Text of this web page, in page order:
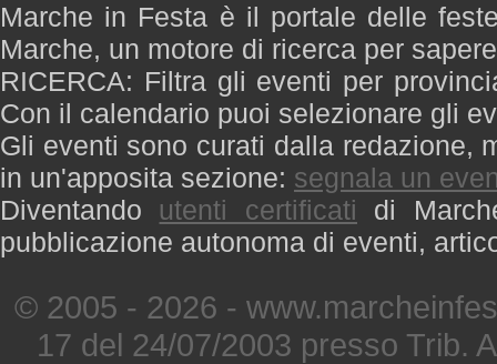
Marche in Festa è il portale delle
Marche, un motore di ricerca per
RICERCA: Filtra gli eventi per
Con il calendario puoi selezionare gli
Gli eventi sono curati dalla redazione,
in un'apposita sezione: segnala un
Diventando utenti certificati di
pubblicazione autonoma di eventi,
© 2005 - 2026 -
17 del 24/07/2003 presso Trib.